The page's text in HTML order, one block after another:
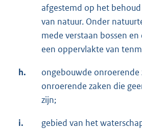
afgestemd op het
van natuur. Onder
mede verstaan bossen
een oppervlakte van
h.
ongebouwde onroerende
onroerende zaken die
zijn;
i.
gebied van het